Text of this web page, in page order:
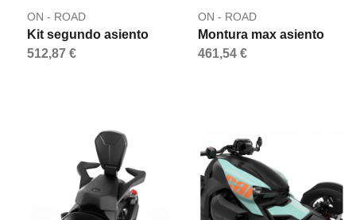
ON - ROAD
Kit segundo asiento
512,87 €
ON - ROAD
Montura max asiento
461,54 €